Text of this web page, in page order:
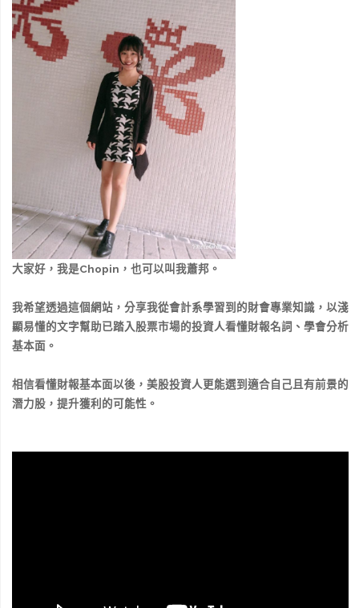
大家好，我是Chopin，也可以叫我蕭邦。
我希望透過這個網站，分享我從會計系學習到的財會專業知識，以淺
顯易懂的文字幫助已踏入股票市場的投資人看懂財報名詞、學會分析
基本面。
相信看懂財報基本面以後，美股投資人更能選到適合自己且有前景的
潛力股，提升獲利的可能性。